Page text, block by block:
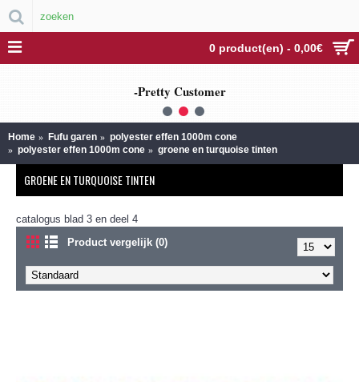
0 product(en) - 0,00€
-Pretty Customer
1 2 3
Home Fufu garen
polyester effen 1000m cone
polyester effen 1000m cone
groene en turquoise tinten
GROENE EN TURQUOISE TINTEN
catalogus blad 3 en deel 4
Product vergelijk (0)